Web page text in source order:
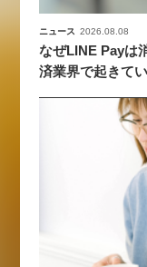
ニュース 2026.08.08
なぜLINE Payは
済業界で起きて